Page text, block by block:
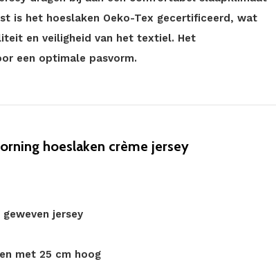
is het hoeslaken Oeko-Tex gecertificeerd, wat
en veiligheid van het textiel. Het
een optimale pasvorm.
hoeslaken crème jersey
jersey
met 25 cm hoog